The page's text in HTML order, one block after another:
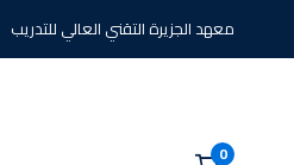
معهد الجزيرة التقني العالي للتدريب